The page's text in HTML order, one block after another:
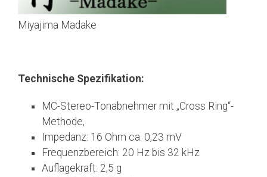
Miyajima Madake
Technische Spezifikation:
MC-Stereo-Tonabnehmer mit „Cross Ring“-
Methode,
Impedanz: 16 Ohm ca. 0,23 mV
Frequenzbereich: 20 Hz bis 32 kHz
Auflagekraft: 2,5 g